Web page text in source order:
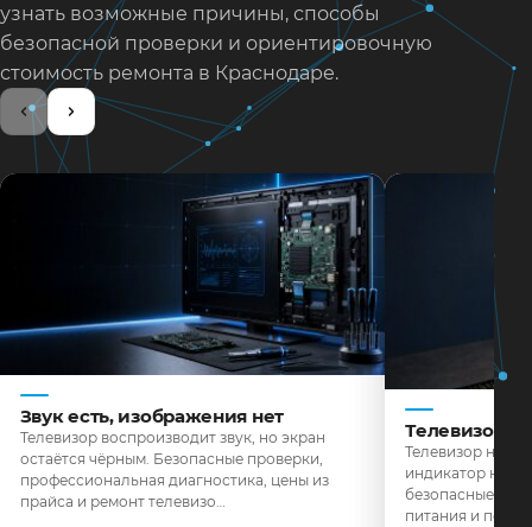
узнать возможные причины, способы
безопасной проверки и ориентировочную
стоимость ремонта в Краснодаре.
Звук есть, изображения нет
Телевизор воспроизводит звук, но экран
остаётся чёрным. Безопасные проверки,
профессиональная диагностика, цены из
прайса и ремонт телевизо…
Телевизор
Телевизор не
индикатор не
безопасные
питания и